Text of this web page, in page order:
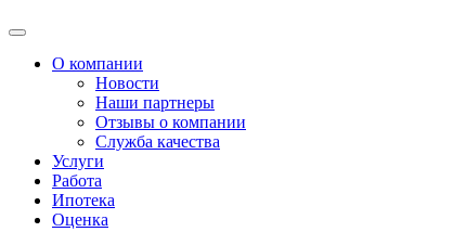
О компании
Новости
Наши партнеры
Отзывы о компании
Служба качества
Услуги
Работа
Ипотека
Оценка